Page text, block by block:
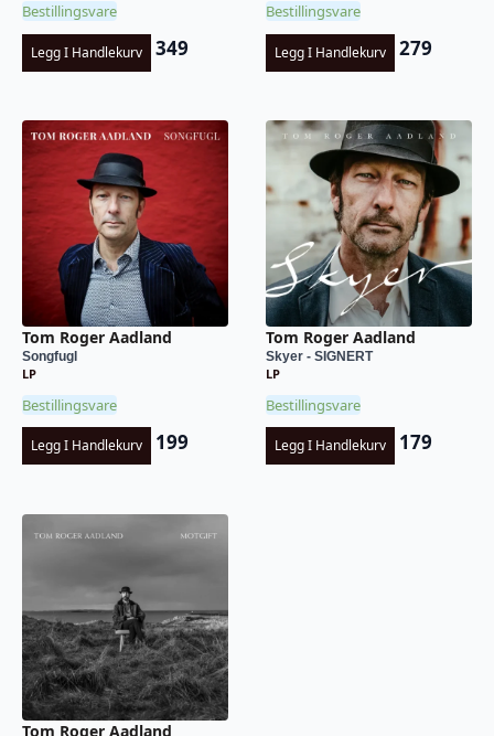
Bestillingsvare
Legg I Handlekurv 349
Bestillingsvare
Legg I Handlekurv 279
Tom Roger Aadland
Songfugl
LP
Bestillingsvare
Legg I Handlekurv 199
Tom Roger Aadland
Skyer - SIGNERT
LP
Bestillingsvare
Legg I Handlekurv 179
Tom Roger Aadland